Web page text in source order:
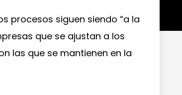
procesos siguen siendo “a la
que se ajustan a los
las que se mantienen en la